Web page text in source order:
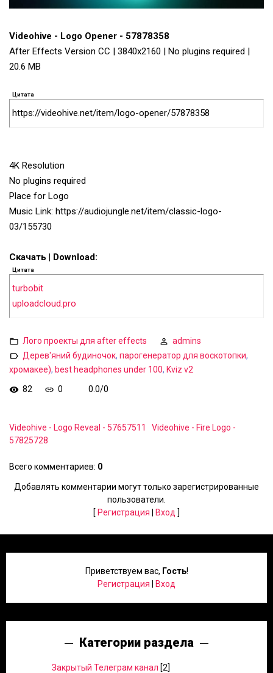
Videohive - Logo Opener - 57878358
After Effects Version CC | 3840x2160 | No plugins required |
20.6 MB
Цитата
https://videohive.net/item/logo-opener/57878358
4K Resolution
No plugins required
Place for Logo
Music Link: https://audiojungle.net/item/classic-logo-
03/155730
Скачать | Download:
Цитата
turbobit
uploadcloud.pro
Лого проекты для after effects
admins
Дерев'яний будиночок, парогенератор для воскотопки,
хромакее), best headphones under 100, Kviz v2
82
0 0.0/0
Videohive - Logo Reveal - 57657511
Videohive - Fire Logo -
57825728
Всего комментариев: 0
Добавлять комментарии могут только зарегистрированные
пользователи.
[ Регистрация Вход ]
Приветствуем вас, Гость!
Регистрация
Вход
Категории раздела
Закрытый Телеграм канал [2]